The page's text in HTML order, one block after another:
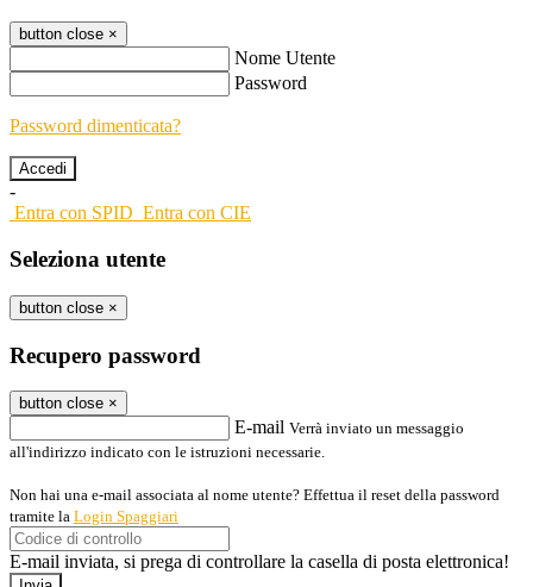
button close ×
Nome Utente
Password
Password dimenticata?
-
Entra con SPID Entra con CIE
Seleziona utente
button close ×
Recupero password
button close ×
E-mail Verrà inviato un messaggio
all'indirizzo indicato con le istruzioni necessarie.
Non hai una e-mail associata al nome utente? Effettua il reset della password
tramite la Login Spaggiari
E-mail inviata, si prega di controllare la casella di posta elettronica!